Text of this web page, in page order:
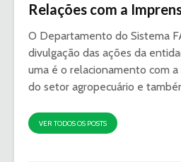
Relações com a
O Departamento do Sistema
divulgação das ações da
uma é o relacionamento com
do setor agropecuário e
VER TODOS OS POSTS